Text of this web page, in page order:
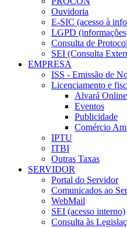
Ouvidoria
E-SIC (acesso à
LGPD
Consulta de
SEI (Consulta
EMPRESA
ISS - Emissão de
Licenciamento e
Alvará Online
Eventos
Publicidade
Comércio
IPTU
ITBI
Outras Taxas
SERVIDOR
Portal do Servidor
Comunicados ao
WebMail
SEI (acesso interno)
Consulta às